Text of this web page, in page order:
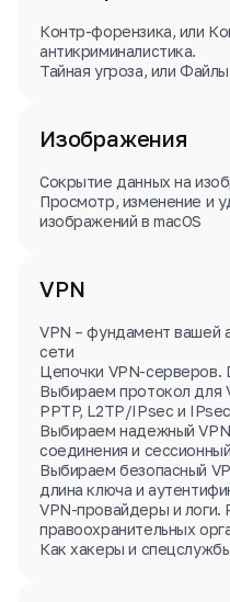
Контр-форензика, или
антикриминалистика.
Тайная угроза, или
Изображения
Сокрытие данных на
Просмотр, изменение и
изображений в macOS
VPN
VPN – фундамент вашей
сети
Цепочки VPN-серверов.
Выбираем протокол для
PPTP, L2TP/IPsec и
Выбираем надежный
соединения и
Выбираем безопасный
длина ключа и
VPN-провайдеры и логи.
правоохранительных
Как хакеры и